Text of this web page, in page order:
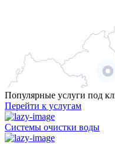
Популярные услуги под
Перейти к услугам
Системы очистки воды